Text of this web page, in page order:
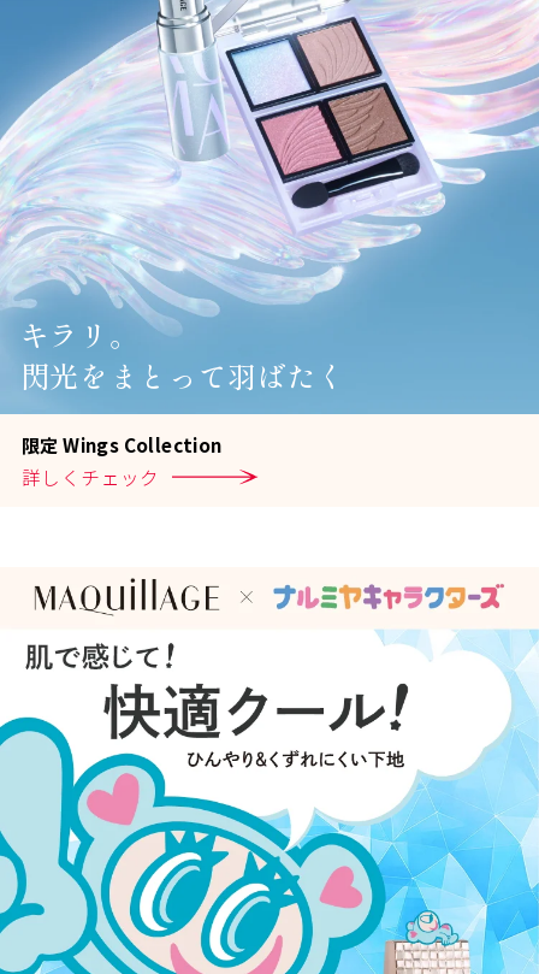
キラリ。
閃光をまとって羽ばたく
限定 Wings Collection
詳 し く チ ェ ッ ク